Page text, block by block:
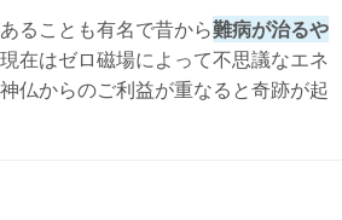
ることも有名で昔から難病が治るや
在はゼロ磁場によって不思議なエネ
仏からのご利益が重なると奇跡が起